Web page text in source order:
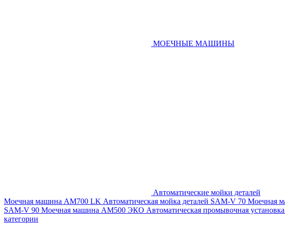
МОЕЧНЫЕ МАШИНЫ
Автоматические мойки деталей
Моечная машина AM700 LK Автоматическая мойка деталей SAM-V 70 Моечная
SAM-V 90 Моечная машина АМ500 ЭКО Автоматическая промывочная
категории